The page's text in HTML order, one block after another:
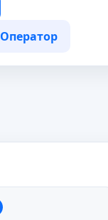
Оператор